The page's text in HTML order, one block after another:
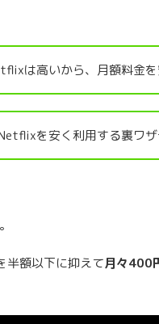
は高いから、月額料金を
を安く利用する裏ワザ
半額以下に抑えて月々400